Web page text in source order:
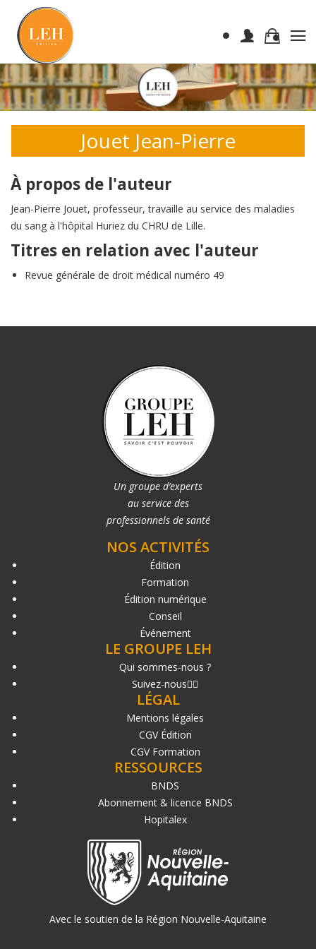
Jouet Jean-Pierre
À propos de l'auteur
Jean-Pierre Jouet, professeur, travaille au service des maladies
du sang à l'hôpital Huriez du CHRU de Lille.
Titres en relation avec l'auteur
Revue générale de droit médical numéro 49
Un groupe d’experts
au service des
professionnels de santé
NOS ACTIVITÉS
Édition
Formation
Édition numérique
Conseil
Événement
LE GROUPE LEH
Qui sommes-nous ?
Suivez-nous
LÉGAL
Mentions légales
CGV Édition
CGV Formation
RESSOURCES
BNDS
Abonnement & licence BNDS
Hopitalex
Avec le soutien de la Région Nouvelle-Aquitaine